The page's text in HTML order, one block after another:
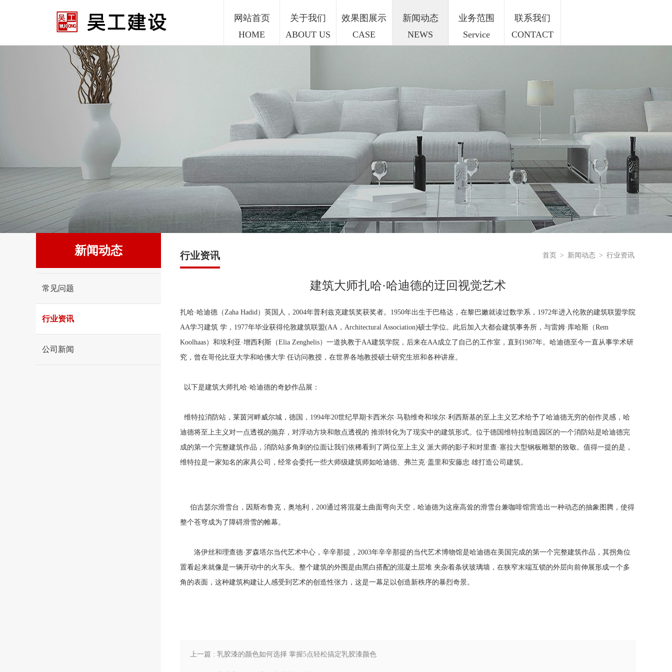
网站首页
HOME
关于我们
ABOUT US
效果图展示
CASE
新闻动态
NEWS
业务范围
Service
联系我们
CONTACT
新闻动态
常见问题
行业资讯
公司新闻
行业资讯 首页 > 新闻动态 > 行业资讯
建筑大师扎哈·哈迪德的迂回视觉艺术
扎哈·哈迪德（Zaha Hadid）英国人，2004年普利兹克建筑奖获奖者。1950年出生于巴格达，在黎巴嫩就读过数学系，1972年进入伦敦的建筑联盟学院
AA学习建筑 学，1977年毕业获得伦敦建筑联盟(AA，Architectural Association)硕士学位。此后加入大都会建筑事务所，与雷姆·库哈斯（Rem
Koolhaas）和埃利亚·增西利斯（Elia Zenghelis）一道执教于AA建筑学院，后来在AA成立了自己的工作室，直到1987年。哈迪德至今一直从事学术研
究，曾在哥伦比亚大学和哈佛大学 任访问教授，在世界各地教授硕士研究生班和各种讲座。
以下是建筑大师扎哈·哈迪德的奇妙作品展：
维特拉消防站，莱茵河畔威尔城，德国，1994年20世纪早期卡西米尔·马勒维奇和埃尔·利西斯基的至上主义艺术给予了哈迪德无穷的创作灵感，哈
迪德将至上主义对一点透视的抛弃，对浮动方块和散点透视的 推崇转化为了现实中的建筑形式。位于德国维特拉制造园区的一个消防站是哈迪德完
成的第一个完整建筑作品，消防站多角刺的位面让我们依稀看到了两位至上主义 派大师的影子和对里查·塞拉大型钢板雕塑的致敬。值得一提的是，
维特拉是一家知名的家具公司，经常会委托一些大师级建筑师如哈迪德、弗兰克·盖里和安藤忠 雄打造公司建筑。
伯吉瑟尔滑雪台，因斯布鲁克，奥地利，200通过将混凝土曲面弯向天空，哈迪德为这座高耸的滑雪台兼咖啡馆营造出一种动态的抽象图腾，使得
整个苍穹成为了障碍滑雪的帷幕。
洛伊丝和理查德·罗森塔尔当代艺术中心，辛辛那提，2003年辛辛那提的当代艺术博物馆是哈迪德在美国完成的第一个完整建筑作品，其拐角位
置看起来就像是一辆开动中的火车头。整个建筑的外围是由黑白搭配的混凝土层堆 夹杂着条状玻璃墙，在狭窄末端互锁的外层向前伸展形成一个多
角的表面，这种建筑构建让人感受到艺术的创造性张力，这是一幕足以创造新秩序的暴烈奇景。
上一篇 : 乳胶漆的颜色如何选择 掌握5点轻松搞定乳胶漆颜色